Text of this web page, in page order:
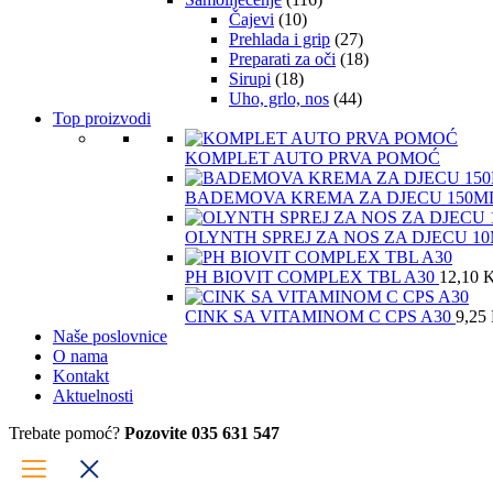
Čajevi (10)
Prehlada i grip (27)
Preparati za oči (18)
Sirupi (18)
Uho, grlo, nos (44)
Top proizvodi
KOMPLET AUTO PRVA POMOĆ
BADEMOVA KREMA ZA DJECU
OLYNTH SPREJ ZA NOS ZA DJECU
PH BIOVIT COMPLEX TBL A30 12,10
CINK SA VITAMINOM C CPS A30 9,25
Naše poslovnice
O nama
Kontakt
Aktuelnosti
Trebate pomoć? Pozovite 035 631 547